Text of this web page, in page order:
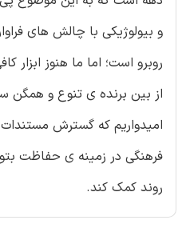
و بیولوژیکی با چالش های
روبرو است؛ اما ما هنوز ابزار
از بین برنده ی تنوع و همگن
امیدواریم که گسترش
فرهنگی در زمینه ی حفاظت
روند کمک کند.